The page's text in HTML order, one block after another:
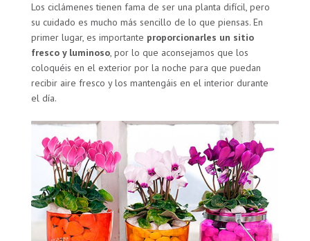
Los ciclámenes tienen fama de ser una planta difícil, pero
su cuidado es mucho más sencillo de lo que piensas. En
primer lugar, es importante proporcionarles un sitio
fresco y luminoso, por lo que aconsejamos que los
coloquéis en el exterior por la noche para que puedan
recibir aire fresco y los mantengáis en el interior durante
el día.